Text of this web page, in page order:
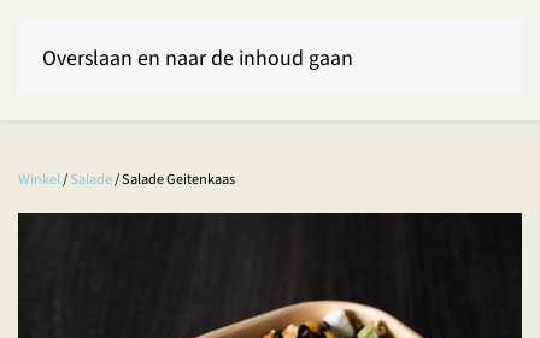
Overslaan en naar de inhoud gaan
Winkel /Salade/ Salade Geitenkaas